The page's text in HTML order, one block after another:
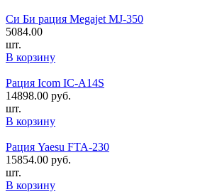
Си Би рация Megajet MJ-350
5084.00
шт.
В корзину
Рация Icom IC-A14S
14898.00 руб.
шт.
В корзину
Рация Yaesu FTA-230
15854.00 руб.
шт.
В корзину